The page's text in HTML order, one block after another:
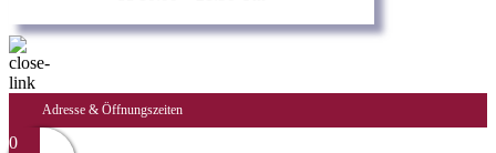
Adresse & Öffnungszeiten
0